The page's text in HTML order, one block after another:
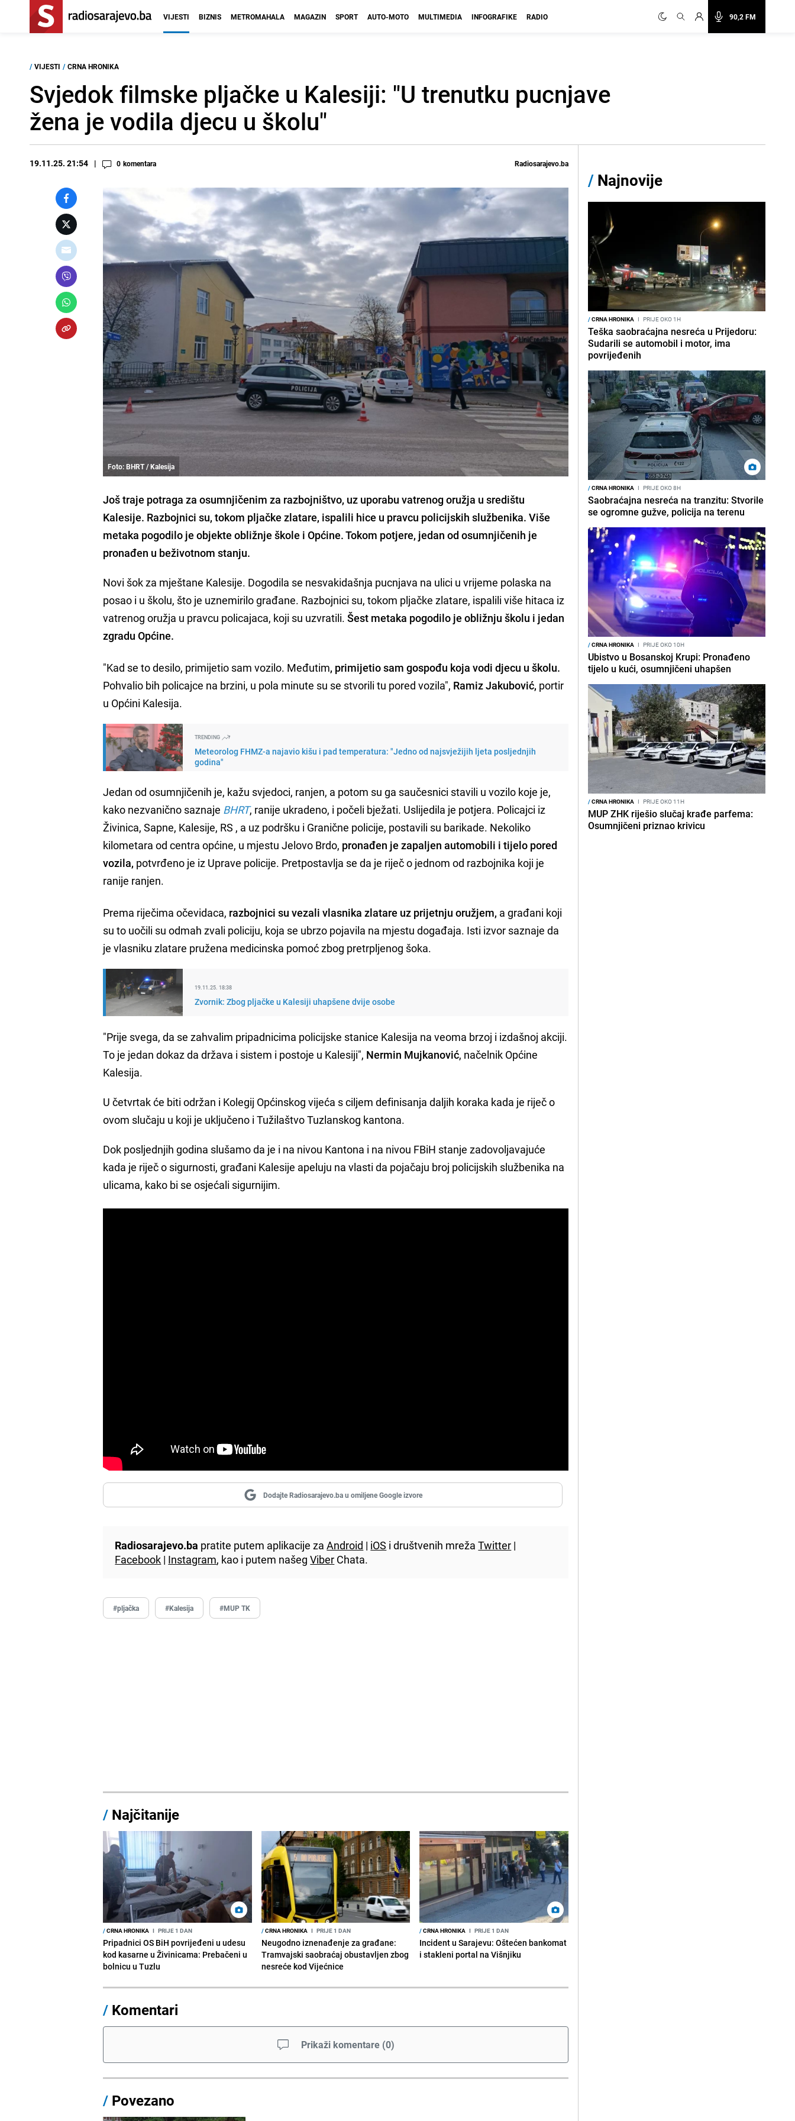
90,2 FM
VIJESTI BIZNIS METROMAHALA MAGAZIN SPORT AUTO-MOTO MULTIMEDIA INFOGRAFIKE RADIO
/ VIJESTI / CRNA HRONIKA
Svjedok filmske pljačke u Kalesiji: "U trenutku pucnjave
žena je vodila djecu u školu"
19.11.25. 21:54 0 komentara Radiosarajevo.ba
Foto: BHRT / Kalesija
Još traje potraga za osumnjičenim za razbojništvo, uz uporabu vatrenog oružja u središtu
Kalesije. Razbojnici su, tokom pljačke zlatare, ispalili hice u pravcu policijskih službenika. Više
metaka pogodilo je objekte obližnje škole i Općine. Tokom potjere, jedan od osumnjičenih je
pronađen u beživotnom stanju.
Novi šok za mještane Kalesije. Dogodila se nesvakidašnja pucnjava na ulici u vrijeme polaska na
posao i u školu, što je uznemirilo građane. Razbojnici su, tokom pljačke zlatare, ispalili više hitaca iz
vatrenog oružja u pravcu policajaca, koji su uzvratili.Šest metaka pogodilo je obližnju školu i jedan
zgradu Općine.
"Kad se to desilo, primijetio sam vozilo. Međutim, primijetio sam gospođu koja vodi djecu u školu.
Pohvalio bih policajce na brzini, u pola minute su se stvorili tu pored vozila", Ramiz Jakubović, portir
u Općini Kalesija.
TRENDING
Meteorolog FHMZ-a najavio kišu i pad temperatura: "Jedno od najsvježijih ljeta posljednjih
godina"
Jedan od osumnjičenih je, kažu svjedoci, ranjen, a potom su ga saučesnici stavili u vozilo koje je,
kako nezvanično saznaje BHRT, ranije ukradeno, i počeli bježati. Uslijedila je potjera. Policajci iz
Živinica, Sapne, Kalesije, RS , a uz podršku i Granične policije, postavili su barikade. Nekoliko
kilometara od centra općine, u mjestu Jelovo Brdo, pronađen je zapaljen automobili i tijelo pored
vozila, potvrđeno je iz Uprave policije. Pretpostavlja se da je riječ o jednom od razbojnika koji je
ranije ranjen.
Prema riječima očevidaca, razbojnici su vezali vlasnika zlatare uz prijetnju oružjem, a građani koji
su to uočili su odmah zvali policiju, koja se ubrzo pojavila na mjestu događaja. Isti izvor saznaje da
je vlasniku zlatare pružena medicinska pomoć zbog pretrpljenog šoka.
19.11.25. 18:38
Zvornik: Zbog pljačke u Kalesiji uhapšene dvije osobe
"Prije svega, da se zahvalim pripadnicima policijske stanice Kalesija na veoma brzoj i izdašnoj akciji.
To je jedan dokaz da država i sistem i postoje u Kalesiji", Nermin Mujkanović, načelnik Općine
Kalesija.
U četvrtak će biti održan i Kolegij Općinskog vijeća s ciljem definisanja daljih koraka kada je riječ o
ovom slučaju u koji je uključeno i Tužilaštvo Tuzlanskog kantona.
Dok posljednjih godina slušamo da je i na nivou Kantona i na nivou FBiH stanje zadovoljavajuće
kada je riječ o sigurnosti, građani Kalesije apeluju na vlasti da pojačaju broj policijskih službenika na
ulicama, kako bi se osjećali sigurnijim.
Dodajte Radiosarajevo.ba u omiljene Google izvore
Radiosarajevo.ba pratite putem aplikacije zaAndroid | iOS i društvenih mrežaTwitter |
Facebook | Instagram, kao i putem našegViber Chata.
#pljačka #Kalesija #MUP TK
/ Najčitanije
/CRNA HRONIKA I PRIJE 1 DAN
Pripadnici OS BiH povrijeđeni u udesu
kod kasarne u Živinicama: Prebačeni u
bolnicu u Tuzlu
/CRNA HRONIKA I PRIJE 1 DAN
Neugodno iznenađenje za građane:
Tramvajski saobraćaj obustavljen zbog
nesreće kod Vijećnice
/CRNA HRONIKA I PRIJE 1 DAN
Incident u Sarajevu: Oštećen bankomat
i stakleni portal na Višnjiku
/ Komentari
Prikaži komentare (0)
/ Povezano
/ Najnovije
/CRNA HRONIKA I PRIJE OKO 1H
Teška saobraćajna nesreća u Prijedoru:
Sudarili se automobil i motor, ima
povrijeđenih
/CRNA HRONIKA I PRIJE OKO 8H
Saobraćajna nesreća na tranzitu: Stvorile
se ogromne gužve, policija na terenu
/CRNA HRONIKA I PRIJE OKO 10H
Ubistvo u Bosanskoj Krupi: Pronađeno
tijelo u kući, osumnjičeni uhapšen
/CRNA HRONIKA I PRIJE OKO 11H
MUP ZHK riješio slučaj krađe parfema:
Osumnjičeni priznao krivicu